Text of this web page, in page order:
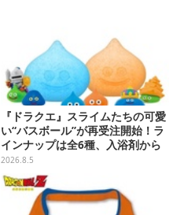
『ドラクエ』スライムたちの可愛
い“バスボール”が再受注開始！ラ
インナップは全6種、入浴剤から
モンスターのフィギュアが出てく
る
2026.8.5